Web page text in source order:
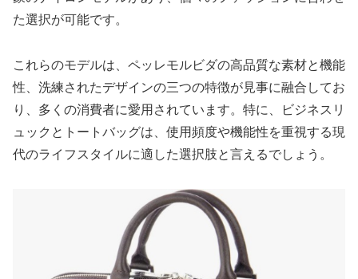
た選択が可能です。
これらのモデルは、ペッレモルビダの高品質な素材と機能
性、洗練されたデザインの三つの特徴が見事に融合してお
り、多くの消費者に愛用されています。特に、ビジネスリ
ュックとトートバッグは、使用頻度や機能性を重視する現
代のライフスタイルに適した選択肢と言えるでしょう。